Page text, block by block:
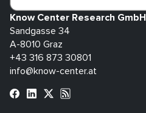
Know Center Research GmbH
Sandgasse 34
A-8010 Graz
+43 316 873 30801
info@know-center.at